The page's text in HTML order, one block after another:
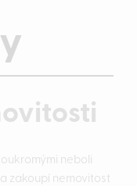
neboli
zakoupí nemovitost